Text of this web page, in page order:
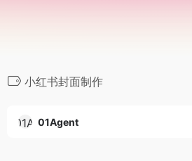
小红书封面制作
01Agent